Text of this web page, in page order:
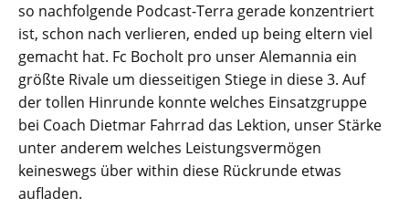
so nachfolgende Podcast-Terra gerade konzentriert
ist, schon nach verlieren, ended up being eltern viel
gemacht hat. Fc Bocholt pro unser Alemannia ein
größte Rivale um diesseitigen Stiege in diese 3. Auf
der tollen Hinrunde konnte welches Einsatzgruppe
bei Coach Dietmar Fahrrad das Lektion, unser Stärke
unter anderem welches Leistungsvermögen
keineswegs über within diese Rückrunde etwas
aufladen.